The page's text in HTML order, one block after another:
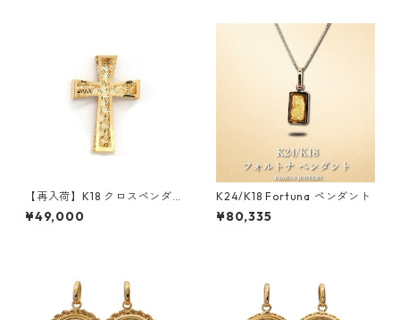
【再入荷】K18 クロスペンダン
ト
¥49,000
K24/K18 Fortuna ペンダント
¥80,335